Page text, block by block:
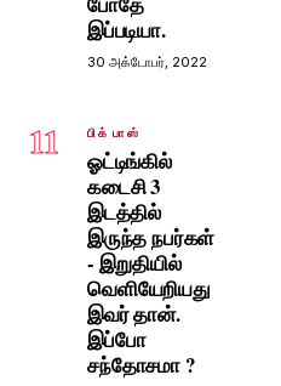
இப்படியா.
30 அக்டோபர், 2022
11 பிக் பாஸ்
ஓட்டிங்கில்
கடைசி 3
இடத்தில்
இருந்த நபர்கள்
- இறுதியில்
வெளியேறியது
இவர் தான்.
இப்போ
சந்தோசமா ?